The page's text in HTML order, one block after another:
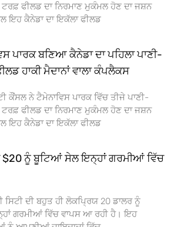
ਟਰਫ਼ ਫੀਲਡ ਦਾ ਨਿਰਮਾਣ ਮੁਕੰਮਲ ਹੋਣ ਦਾ ਜਸ਼ਨ
ਇਹ ਕੈਨੇਡਾ ਦਾ ਇਕੱਲਾ ਫੀਲਡ
ਪਾਰਕ ਬਣਿਆ ਕੈਨੇਡਾ ਦਾ ਪਹਿਲਾ ਪਾਣੀ-
ਹਾਕੀ ਮੈਦਾਨਾਂ ਵਾਲਾ ਕੰਪਲੈਕਸ
ਕੌਂਸਲ ਨੇ ਟੈਮੇਨਾਵਿਸ ਪਾਰਕ ਵਿੱਚ ਤੀਜੇ ਪਾਣੀ-
ਟਰਫ਼ ਫੀਲਡ ਦਾ ਨਿਰਮਾਣ ਮੁਕੰਮਲ ਹੋਣ ਦਾ ਜਸ਼ਨ
ਇਹ ਕੈਨੇਡਾ ਦਾ ਇਕੱਲਾ ਫੀਲਡ
$20 ਨੂੰ ਬੂਟਿਆਂ ਸੇਲ ਇਨ੍ਹਾਂ ਗਰਮੀਆਂ ਵਿੱਚ
ਸਿਟੀ ਦੀ ਬਹੁਤ ਹੀ ਲੋਕਪ੍ਰਿਯ 20 ਡਾਲਰ ਨੂੰ
ਗਰਮੀਆਂ ਵਿੱਚ ਵਾਪਸ ਆ ਰਹੀ ਹੈ। ਇਹ